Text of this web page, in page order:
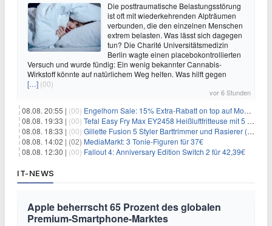
Die posttraumatische Belastungsstörung
ist oft mit wiederkehrenden Alpträumen
verbunden, die den einzelnen Menschen
extrem belasten. Was lässt sich dagegen
tun? Die Charité Universitätsmedizin
Berlin wagte einen placebokontrollierten
Versuch und wurde fündig: Ein wenig bekannter Cannabis-
Wirkstoff könnte auf natürlichem Weg helfen. Was hilft gegen
[…] (00)
vor 6 Stunden
08.08. 20:55 | (00) Engelhorn Sale: 15% Extra-Rabatt on top auf Mode- und Sport-Artikel
08.08. 19:33 | (00) Tefal Easy Fry Max EY2458 Heißluftfritteuse mit 5 Litern für 64,99€
08.08. 18:33 | (00) Gillette Fusion 5 Styler Barttrimmer und Rasierer (All in One) für 16€
08.08. 14:02 | (02) MediaMarkt: 3 Tonie-Figuren für 37€
08.08. 12:30 | (00) Fallout 4: Anniversary Edition Switch 2 für 42,39€
IT-NEWS
Apple beherrscht 65 Prozent des globalen
Premium-Smartphone-Marktes